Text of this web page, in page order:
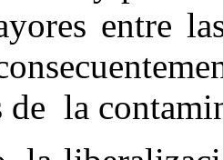
entre
de la